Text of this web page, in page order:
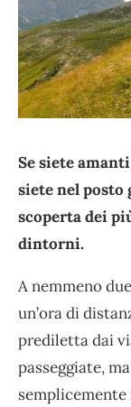
Se siete
siete nel posto
scoperta dei
dintorni.
A nemmeno
un’ora di
prediletta dai
passeggiate,
semplicemente